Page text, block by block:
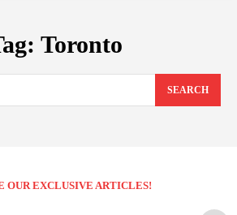
Toronto
SEARCH
OUR EXCLUSIVE ARTICLES!